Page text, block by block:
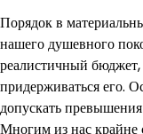
Порядок в
нашего душевного
реалистичный
придерживаться его.
допускать
Многим из нас крайне